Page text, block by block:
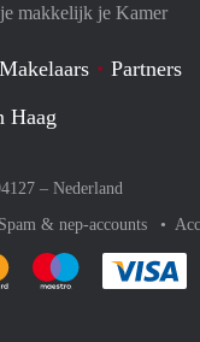
makkelijk je Kamer
Partners
Haag
– Nederland
Spam & nep-accounts
gemakkelijk af met Paypal
Je rekent gemakkelijk af
Je rekent